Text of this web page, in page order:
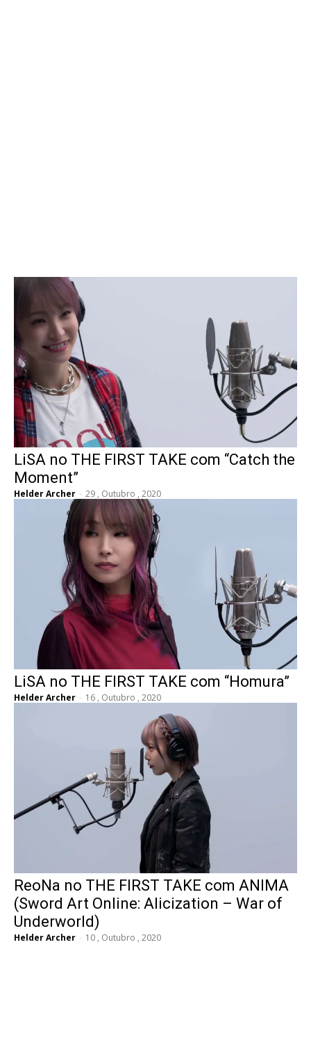
LiSA no THE FIRST TAKE com “Catch the
Moment”
Helder Archer - 29 , Outubro , 2020
LiSA no THE FIRST TAKE com “Homura”
Helder Archer - 16 , Outubro , 2020
ReoNa no THE FIRST TAKE com ANIMA
(Sword Art Online: Alicization – War of
Underworld)
Helder Archer - 10 , Outubro , 2020